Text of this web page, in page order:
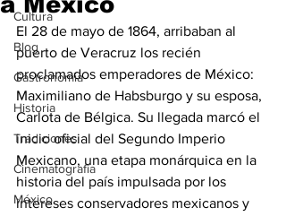
Cultura
Blog
Gastronomìa
Historia
Tradiciones
Cinematografía
México
El 28 de mayo de 1864, arribaban al
puerto de Veracruz los recién
proclamados emperadores de México:
Maximiliano de Habsburgo y su esposa,
Carlota de Bélgica. Su llegada marcó el
inicio oficial del Segundo Imperio
Mexicano, una etapa monárquica en la
historia del país impulsada por los
intereses conservadores mexicanos y